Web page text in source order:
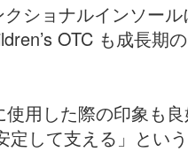
ショナルインソール
OTC も成長期
用した際の印象も
して支える」とい